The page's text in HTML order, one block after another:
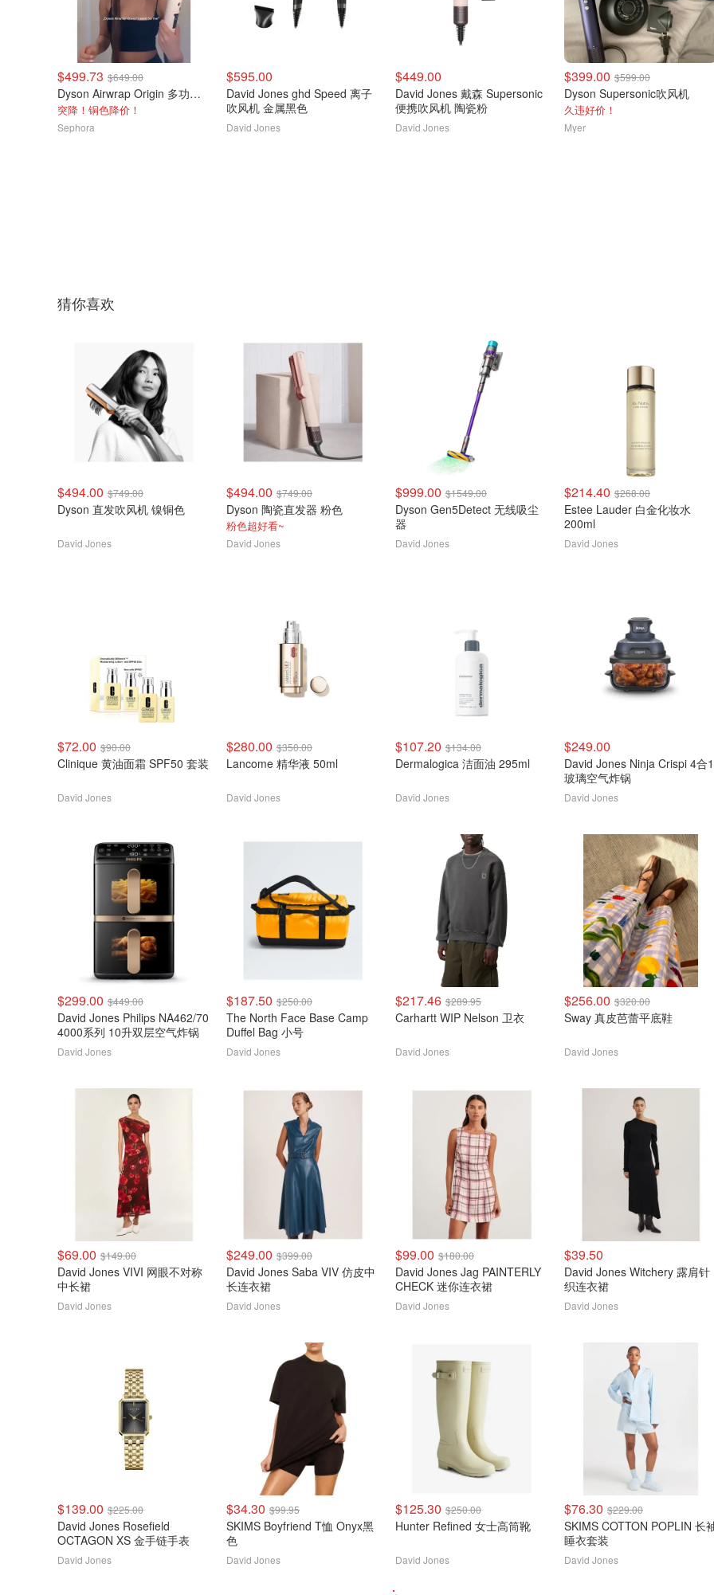
$499.73 $649.00
Dyson Airwrap Origin 多功能造型器 镍铜色
突降！铜色降价！
Sephora
$595.00
David Jones ghd Speed 离子
吹风机 金属黑色
David Jones
$449.00
David Jones 戴森 Supersonic
便携吹风机 陶瓷粉
David Jones
$399.00 $599.00
Dyson Supersonic吹风机
久违好价！
Myer
猜你喜欢
$494.00 $749.00
Dyson 直发吹风机 镍铜色
David Jones
$494.00 $749.00
Dyson 陶瓷直发器 粉色
粉色超好看~
David Jones
$999.00 $1549.00
Dyson Gen5Detect 无线吸尘
器
David Jones
$214.40 $268.00
Estee Lauder 白金化妆水
200ml
David Jones
$72.00 $90.00
Clinique 黄油面霜 SPF50 套装
David Jones
$280.00 $350.00
Lancome 精华液 50ml
David Jones
$107.20 $134.00
Dermalogica 洁面油 295ml
David Jones
$249.00
David Jones Ninja Crispi 4合1
玻璃空气炸锅
David Jones
$299.00 $449.00
David Jones Philips NA462/70
4000系列 10升双层空气炸锅
David Jones
$187.50 $250.00
The North Face Base Camp
Duffel Bag 小号
David Jones
$217.46 $289.95
Carhartt WIP Nelson 卫衣
David Jones
$256.00 $320.00
Sway 真皮芭蕾平底鞋
David Jones
$69.00 $149.00
David Jones VIVI 网眼不对称
中长裙
David Jones
$249.00 $399.00
David Jones Saba VIV 仿皮中
长连衣裙
David Jones
$99.00 $180.00
David Jones Jag PAINTERLY
CHECK 迷你连衣裙
David Jones
$39.50
David Jones Witchery 露肩针
织连衣裙
David Jones
$139.00 $225.00
David Jones Rosefield
OCTAGON XS 金手链手表
David Jones
$34.30 $99.95
SKIMS Boyfriend T恤 Onyx黑
色
David Jones
$125.30 $250.00
Hunter Refined 女士高筒靴
David Jones
$76.30 $229.00
SKIMS COTTON POPLIN 长
睡衣套装
David Jones